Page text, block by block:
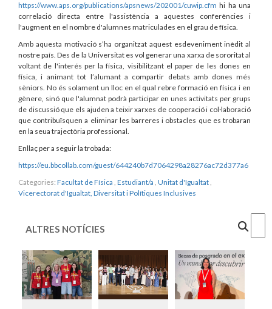
https://www.aps.org/publications/apsnews/202001/cuwip.cfm hi ha una
correlació directa entre l'assistència a aquestes conferències i
l'augment en el nombre d'alumnes matriculades en el grau de física.
Amb aquesta motivació s’ha organitzat aquest esdeveniment inèdit al
nostre país. Des de la Universitat es vol generar una xarxa de sororitat al
voltant de l'interés per la física, visibilitzant el paper de les dones en
física, i animant tot l’alumant a compartir debats amb dones més
sèniors. No és solament un lloc en el qual rebre formació en física i en
gènere, sinó que l'alumnat podrà participar en unes activitats per grups
de discussió que els ajuden a teixir xarxes de cooperació i col·laboració
que contribuïsquen a eliminar les barreres i obstacles que es trobaran
en la seua trajectòria professional.
Enllaç per a seguir la trobada:
https://eu.bbcollab.com/guest/644240b7d7064298a28276ac72d377a6
Categories: Facultat de Física , Estudiant/a , Unitat d'Igualtat,
Vicerectorat d'Igualtat, Diversitat i Polítiques Inclusives
ALTRES NOTÍCIES